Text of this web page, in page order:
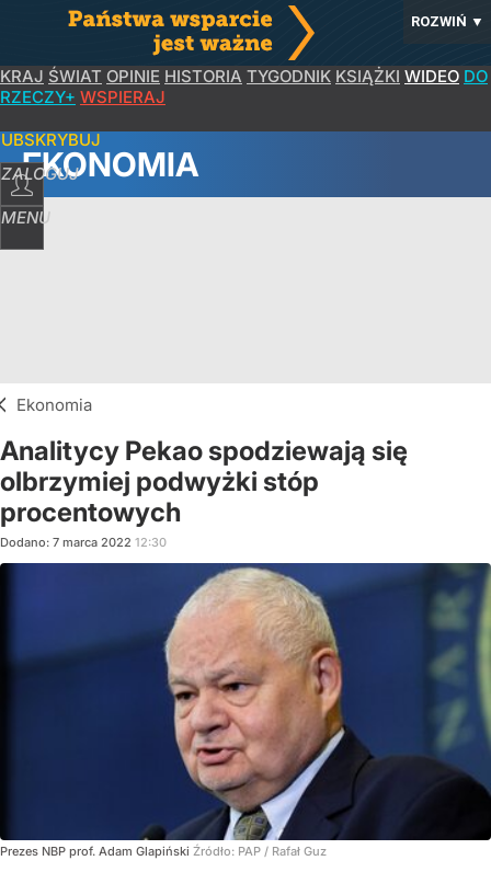
ROZWIŃ ▼
KRAJ ŚWIAT OPINIE HISTORIA TYGODNIK KSIĄŻKI WIDEO DO
RZECZY+ WSPIERAJ
ZALOGUJ
MENU
EKONOMIA
Ekonomia
Analitycy Pekao spodziewają się
olbrzymiej podwyżki stóp
procentowych
Dodano: 7 marca 2022 12:30
Prezes NBP prof. Adam Glapiński Źródło: PAP / Rafał Guz